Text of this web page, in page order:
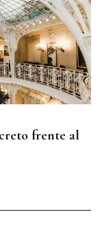
frente al